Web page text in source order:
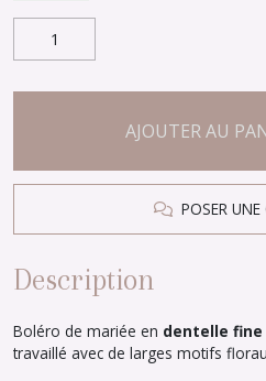
AJOUTER AU
POSER UNE
Description
Boléro de mariée en dentelle
travaillé avec de larges motifs